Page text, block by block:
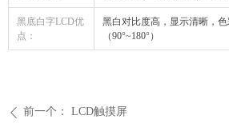
黑底白字LCD优
点：
黑白对比度高，显示清晰，
（90°~180°）
ꄴ 前一个： LCD触摸屏